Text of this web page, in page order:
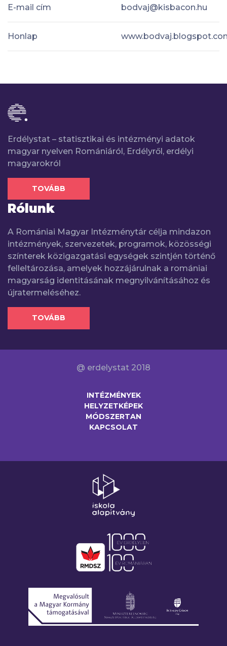
E-mail cím bodvaj@kisbacon.hu
Honlap
Erdélystat – statisztikai és intézményi adatok
magyar nyelven Romániáról, Erdélyről, erdélyi
magyarokról
TOVÁBB
Rólunk
A Romániai Magyar Intézménytár célja mindazon
intézmények, szervezetek, programok, közösségi
színterek közigazgatási egységek szintjén történő
felleltározása, amelyek hozzájárulnak a romániai
magyarság identitásának megnyilvánításához és
újratermeléséhez.
TOVÁBB
@ erdelystat 2018
INTÉZMÉNYEK
HELYZETKÉPEK
MÓDSZERTAN
KAPCSOLAT